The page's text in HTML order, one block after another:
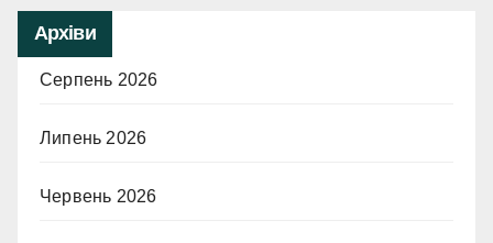
Архіви
Серпень 2026
Липень 2026
Червень 2026